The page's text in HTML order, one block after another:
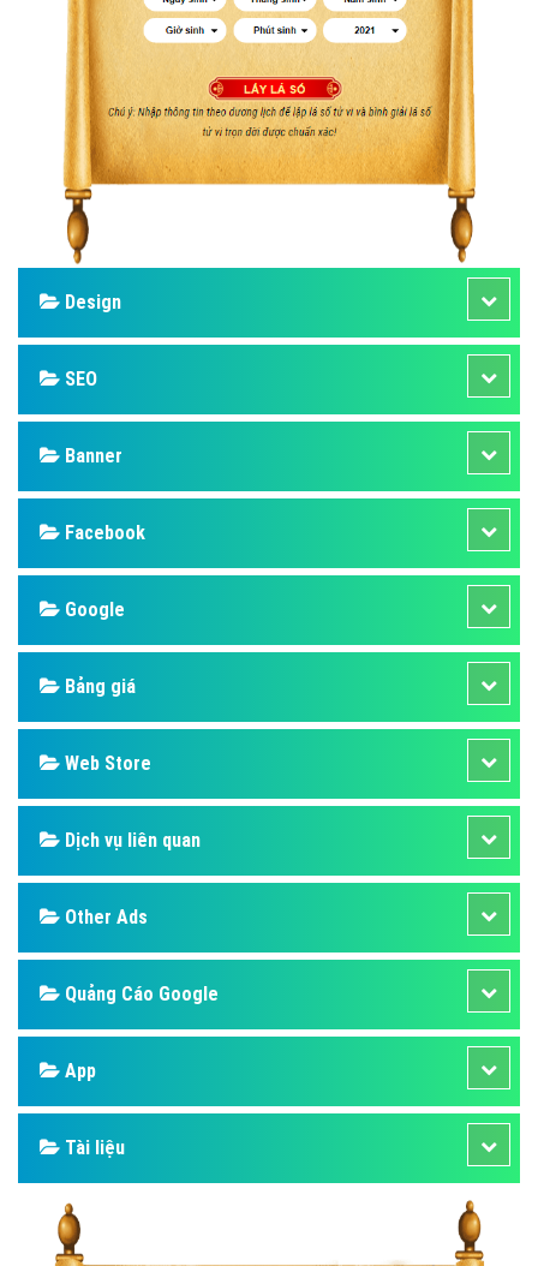
Design
SEO
Banner
Facebook
Google
Bảng giá
Web Store
Dịch vụ liên quan
Other Ads
Quảng Cáo Google
App
Tài liệu